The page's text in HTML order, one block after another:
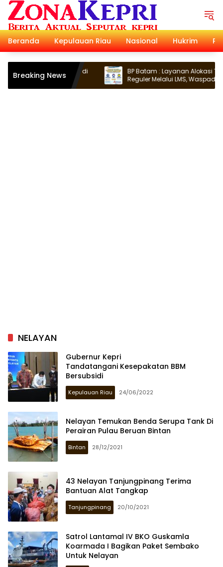
Langsung
konten
Beranda
Kepulauan Riau Nasional Hukrim
Breaking News
Maxim Kini Hadir di
BP Batam : Layanan Alokasi Tanah
Reguler Melalui LMS, Waspadai
Atasnama Institusi
NELAYAN
Gubernur Kepri
Tandatangani Kesepakatan BBM
Bersubsidi
Kepulauan Riau 24/06/2022
Nelayan Temukan Benda Serupa Tank Di
Perairan Pulau Beruan Bintan
Bintan 28/12/2021
43 Nelayan Tanjungpinang Terima
Bantuan Alat Tangkap
Tanjungpinang 20/10/2021
Satrol Lantamal IV BKO Guskamla
Koarmada I Bagikan Paket Sembako
Untuk Nelayan